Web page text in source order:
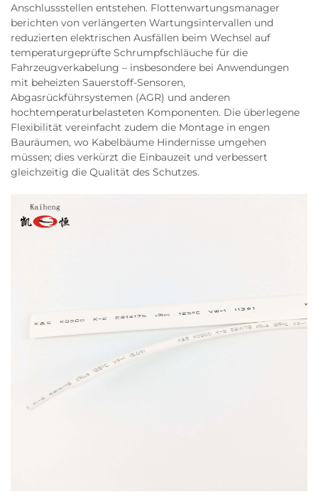
Anschlussstellen entstehen. Flottenwartungsmanager
berichten von verlängerten Wartungsintervallen und
reduzierten elektrischen Ausfällen beim Wechsel auf
temperaturgeprüfte Schrumpfschläuche für die
Fahrzeugverkabelung – insbesondere bei Anwendungen
mit beheizten Sauerstoff-Sensoren,
Abgasrückführsystemen (AGR) und anderen
hochtemperaturbelasteten Komponenten. Die überlegene
Flexibilität vereinfacht zudem die Montage in engen
Bauräumen, wo Kabelbäume Hindernisse umgehen
müssen; dies verkürzt die Einbauzeit und verbessert
gleichzeitig die Qualität des Schutzes.